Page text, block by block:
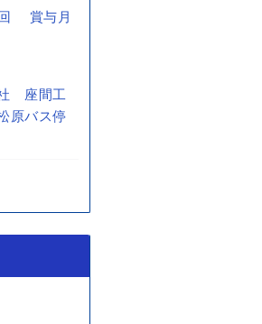
賞与月
座間工
バス停